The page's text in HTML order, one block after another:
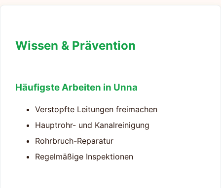
Wissen & Prävention
Häufigste Arbeiten in Unna
Verstopfte Leitungen freimachen
Hauptrohr- und Kanalreinigung
Rohrbruch-Reparatur
Regelmäßige Inspektionen